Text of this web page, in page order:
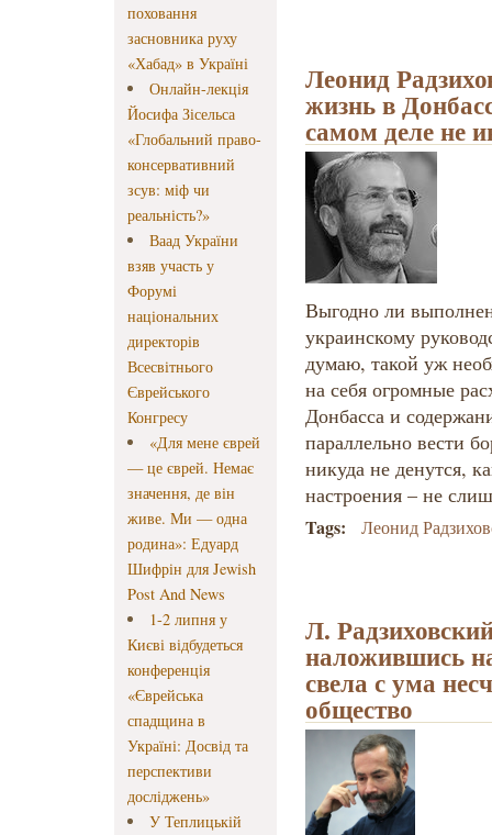
поховання
засновника руху
«Хабад» в Україні
Онлайн-лекція
Йосифа Зісельса
«Глобальний право-
консервативний
зсув: міф чи
реальність?»
Ваад України
взяв участь у
Форумі
національних
директорів
Всесвітнього
Єврейського
Конгресу
«Для мене єврей
— це єврей. Немає
значення, де він
живе. Ми — одна
родина»: Едуард
Шифрін для Jewish
Post And News
1-2 липня у
Києві відбудеться
конференція
«Єврейська
спадщина в
Україні: Досвід та
перспективи
досліджень»
У Теплицькій
Леонид
жизнь в
самом деле не
Выгодно ли
украинскому
думаю, такой уж
на себя огромные
Донбасса и
параллельно вести
никуда не денутся,
настроения – не
Tags: Леонид
Л.
наложившись
свела с ума
общество